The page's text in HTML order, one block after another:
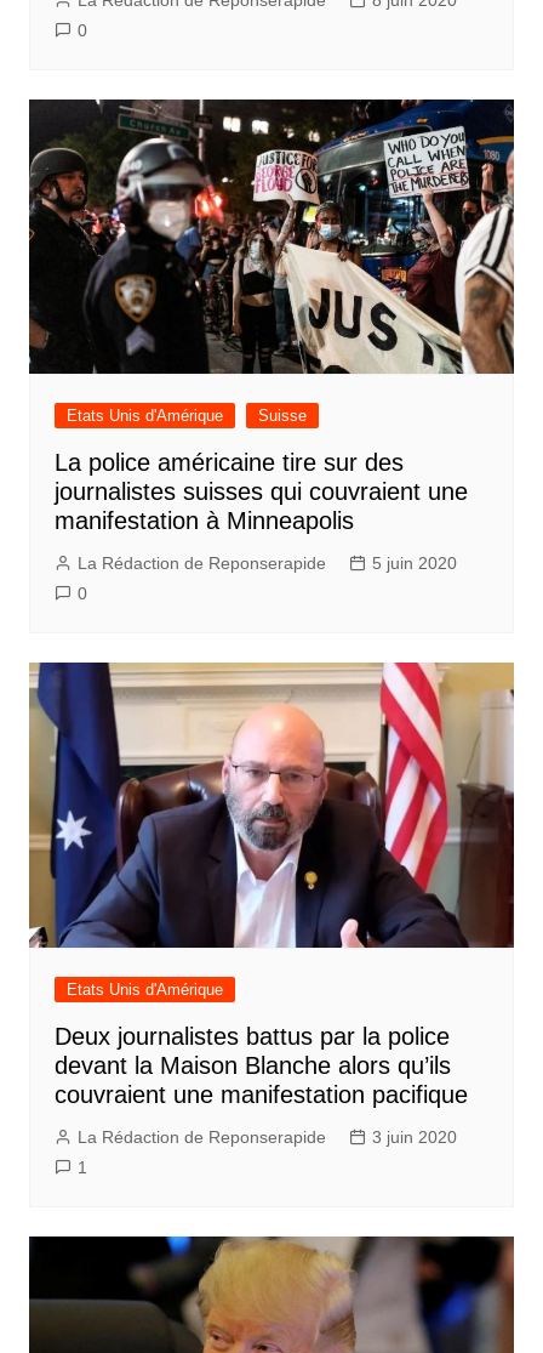
0
Etats Unis d'Amérique Suisse
La police américaine tire sur des
journalistes suisses qui couvraient une
manifestation à Minneapolis
La Rédaction de Reponserapide
5 juin 2020
0
Etats Unis d'Amérique
Deux journalistes battus par la police
devant la Maison Blanche alors qu’ils
couvraient une manifestation pacifique
La Rédaction de Reponserapide
3 juin 2020
1